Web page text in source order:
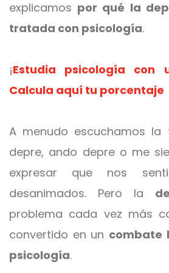
explicamos por qué la
tratada con psicología.
¡Estudia psicología con
Calcula aquí tu porcentaje
A menudo escuchamos la
depre, ando depre o me
expresar que nos
desanimados. Pero la
problema cada vez más
convertido en un combate
psicología.